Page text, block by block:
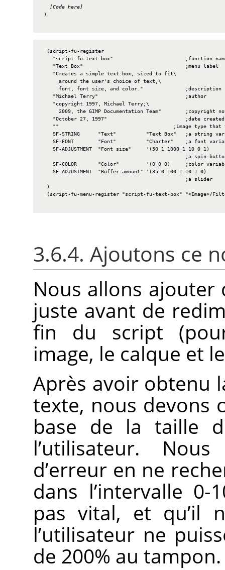
[Code here]
)
  (script-fu-register
"script-fu-text-box"                        ;function
    "Text Box"                                  ;menu label
    "Creates a simple text box, sized to fit\
      around the user's choice of text,\
      font, font size, and color."              ;description
    "Michael Terry"                             ;author
    "copyright 1997, Michael Terry;\
2009, the GIMP Documentation Team"        ;copyright
    "October 27, 1997"                          ;date created
""                                      ;image type that
SF-STRING      "Text"          "Text Box"   ;a string
SF-FONT        "Font"          "Charter"    ;a font
    SF-ADJUSTMENT  "Font size"     '(50 1 1000 1 10 0 1)
;a spin-
SF-COLOR       "Color"         '(0 0 0)     ;color
    SF-ADJUSTMENT  "Buffer amount" '(35 0 100 1 10 1 0)
                                                ;a slider
  )
(script-fu-menu-register "script-fu-text-box" "<Image>/
3.6.4. Ajoutons ce
Nous allons
juste avant de
fin du script
image, le calque et
Après avoir obtenu
texte, nous devons
base de la taille
l’utilisateur.
d’erreur en ne
dans l’intervalle 0-
pas vital, et qu’il
l’utilisateur ne
de 200% au tampon.